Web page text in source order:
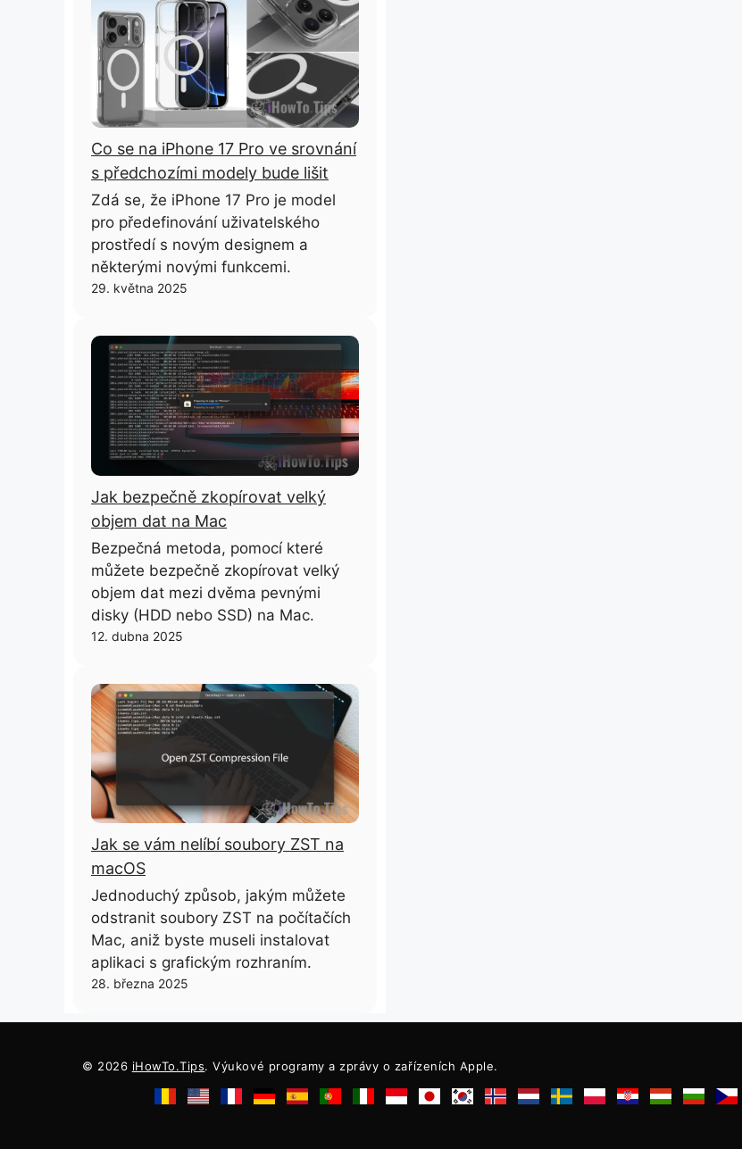
Co se na iPhone 17 Pro ve srovnání
s předchozími modely bude lišit
Zdá se, že iPhone 17 Pro je model
pro předefinování uživatelského
prostředí s novým designem a
některými novými funkcemi.
29. května 2025
Jak bezpečně zkopírovat velký
objem dat na Mac
Bezpečná metoda, pomocí které
můžete bezpečně zkopírovat velký
objem dat mezi dvěma pevnými
disky (HDD nebo SSD) na Mac.
12. dubna 2025
Jak se vám nelíbí soubory ZST na
macOS
Jednoduchý způsob, jakým můžete
odstranit soubory ZST na počítačích
Mac, aniž byste museli instalovat
aplikaci s grafickým rozhraním.
28. března 2025
© 2026 iHowTo.Tips. Výukové programy a zprávy o zařízeních Apple.